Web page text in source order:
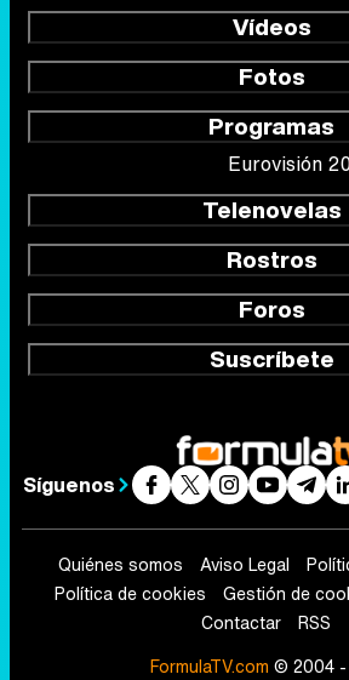
Vídeos
Fotos
Programas
Eurovisión
Telenovelas
Rostros
Foros
Suscríbete
Síguenos
Quiénes somos Aviso Legal
Política de cookies
Gestión de
Contactar
RSS
FormulaTV.com © 2004 -